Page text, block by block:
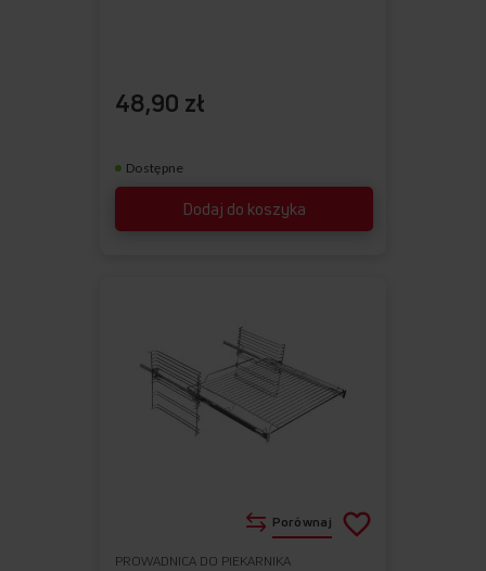
Dodaj do koszyka
48,90 zł
Dostępne
PROWADNICA DO PIEKARNIKA
Porównaj